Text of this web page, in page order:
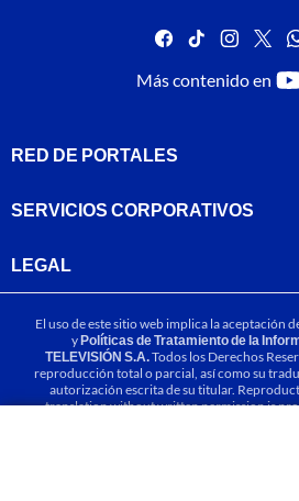
facebook
tiktok
Más contenido en
RED DE PORTALES
SERVICIOS CORPORATIVOS
LEGAL
El uso de este sitio web implica la aceptación
yPolíticas de Tratamiento de la
TELEVISIÓN S.A.Todos los Derechos
reproducción total o parcial, así como su
autorización escrita de su titular.
translation without written permission is